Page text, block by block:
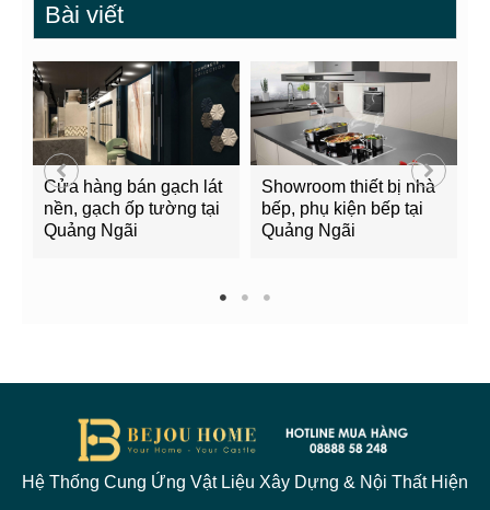
Bài viết
Cửa hàng bán gạch lát
nền, gạch ốp tường tại
Quảng Ngãi
Showroom thiết bị nhà
bếp, phụ kiện bếp tại
Quảng Ngãi
1 2 3
Hệ Thống Cung Ứng Vật Liệu Xây Dựng & Nội Thất Hiện